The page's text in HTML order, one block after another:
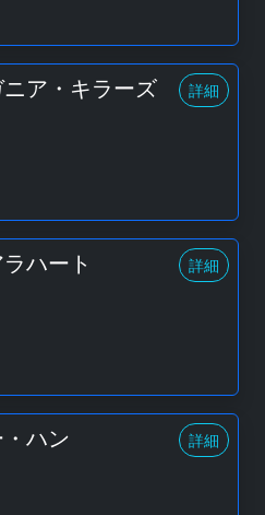
ア・キラーズ 詳細
ハート 詳細
ハン 詳細